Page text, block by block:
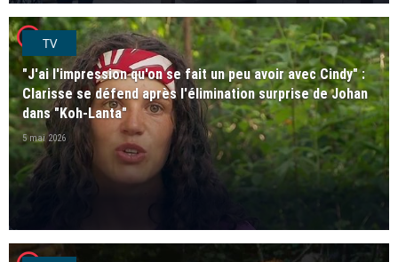
player2TV
"J'ai l'impression qu'on se fait un peu avoir avec Cindy" :
Clarisse se défend après l'élimination surprise de Johan
dans "Koh-Lanta"
5 mai 2026